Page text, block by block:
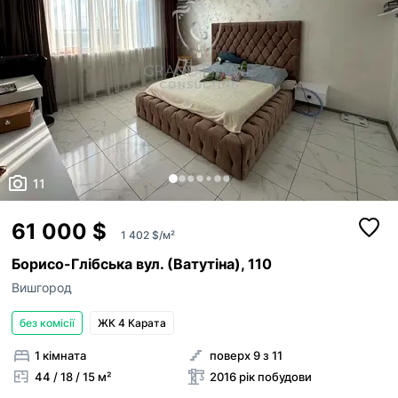
11
61 000 $ 1 402 $/м²
Борисо-Глібська вул. (Ватутіна), 110
Вишгород
без комісії ЖК 4 Карата
1 кімната
44 / 18 / 15 м²
поверх 9 з 11
2016 рік побудови